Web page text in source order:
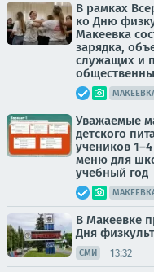
В рамках
ко Дню
Макеевка
зарядка,
служащих и
Уважаемые
детского
учеников
меню для
учебный год
В Макеевке
Дня
СМИ 13:32